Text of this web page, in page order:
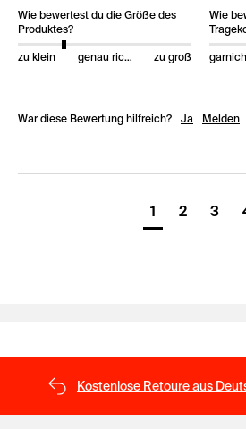
Wie bewertest du die Größe des
Produktes?
zu klein genau richtig zu groß
Wie
War diese Bewertung hilfreich? Ja Melden
1 2 3
Kostenlose Retoure aus